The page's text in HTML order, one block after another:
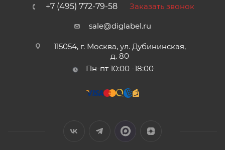
+7 (495) 772-79-58 Заказать звонок
sale@diglabel.ru
115054, г. Москва, ул. Дубининская,
д. 80
Пн-пт 10:00 -18:00